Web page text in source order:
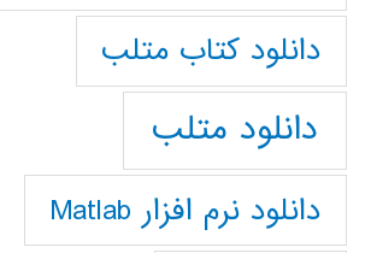
دانلود كتاب متلب
دانلود متلب
دانلود نرم افزار Matlab